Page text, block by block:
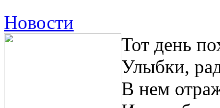
Новости
Тот день
Улыбки,
В нем